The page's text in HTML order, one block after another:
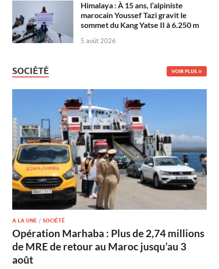
Himalaya : À 15 ans, l’alpiniste
marocain Youssef Tazi gravit le
sommet du Kang Yatse II à 6.250 m
5 août 2026
SOCIÉTÉ VOIR PLUS
A LA UNE / SOCIÉTÉ
Opération Marhaba : Plus de 2,74 millions
de MRE de retour au Maroc jusqu’au 3
août